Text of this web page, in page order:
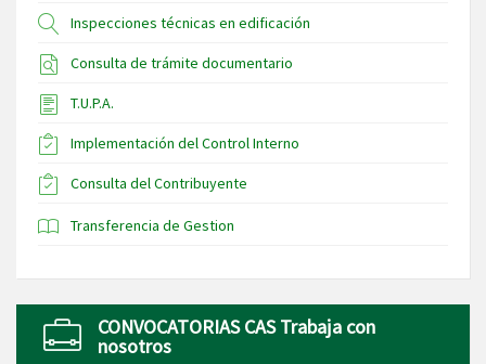
Inspecciones técnicas en edificación
Consulta de trámite documentario
T.U.P.A.
Implementación del Control Interno
Consulta del Contribuyente
Transferencia de Gestion
CONVOCATORIAS CAS Trabaja con
nosotros